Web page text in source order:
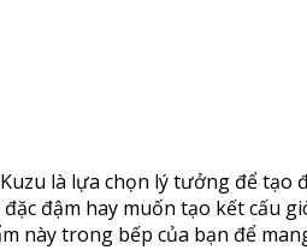
là lựa chọn lý tưởng để tạo
đậm hay muốn tạo kết cấu
này trong bếp của bạn để